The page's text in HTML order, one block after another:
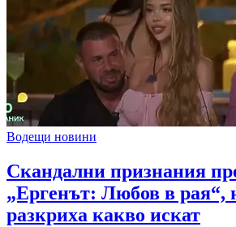
Водещи новини
Скандални признания
„Ергенът: Любов в рая“,
разкриха какво искат